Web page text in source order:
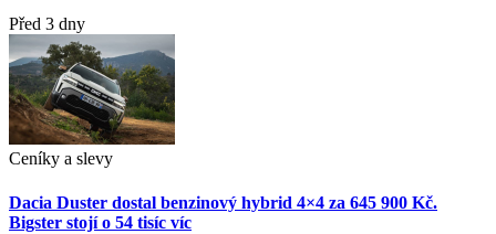
Před 3 dny
Ceníky a slevy
Dacia Duster dostal benzinový hybrid 4×4 za 645 900 Kč.
Bigster stojí o 54 tisíc víc